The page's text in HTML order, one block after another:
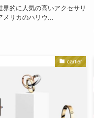
界的に人気の高いアクセサリ
リカのハリウ...
cartier